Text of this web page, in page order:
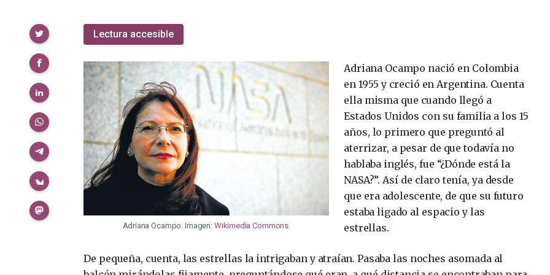
Lectura accesible
Adriana Ocampo. Imagen:Wikimedia Commons.
Adriana Ocampo nació en Colombia
en 1955 y creció en Argentina. Cuenta
ella misma que cuando llegó a
Estados Unidos con su familia a los 15
años, lo primero que preguntó al
aterrizar, a pesar de que todavía no
hablaba inglés, fue “¿Dónde está la
NASA?”. Así de claro tenía, ya desde
que era adolescente, de que su futuro
estaba ligado al espacio y las
estrellas.
De pequeña, cuenta, las estrellas la intrigaban y atraían. Pasaba las noches asomada al
Compartir